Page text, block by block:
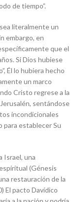
de tiempo”.
literalmente un
embargo, en
que el
Si Dios hubiese
Él lo hubiera hecho
un marco
Cristo regrese a la
sentándose
incondicionales
para establecer Su
Israel, una
(Génesis
restauración de la
El pacto Davídico